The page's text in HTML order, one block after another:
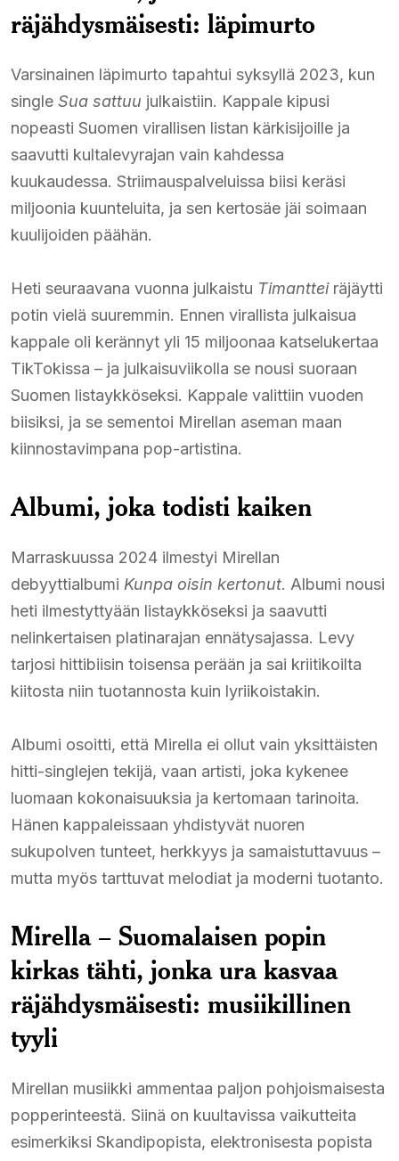
räjähdysmäisesti: läpimurto
Varsinainen läpimurto tapahtui syksyllä 2023, kun
single Sua sattuu julkaistiin. Kappale kipusi
nopeasti Suomen virallisen listan kärkisijoille ja
saavutti kultalevyrajan vain kahdessa
kuukaudessa. Striimauspalveluissa biisi keräsi
miljoonia kuunteluita, ja sen kertosäe jäi soimaan
kuulijoiden päähän.
Heti seuraavana vuonna julkaistu Timantteiräjäytti
potin vielä suuremmin. Ennen virallista julkaisua
kappale oli kerännyt yli 15 miljoonaa katselukertaa
TikTokissa – ja julkaisuviikolla se nousi suoraan
Suomen listaykköseksi. Kappale valittiin vuoden
biisiksi, ja se sementoi Mirellan aseman maan
kiinnostavimpana pop-artistina.
Albumi, joka todisti kaiken
Marraskuussa 2024 ilmestyi Mirellan
debyyttialbumi Kunpa oisin kertonut. Albumi nousi
heti ilmestyttyään listaykköseksi ja saavutti
nelinkertaisen platinarajan ennätysajassa. Levy
tarjosi hittibiisin toisensa perään ja sai kriitikoilta
kiitosta niin tuotannosta kuin lyriikoistakin.
Albumi osoitti, että Mirella ei ollut vain yksittäisten
hitti-singlejen tekijä, vaan artisti, joka kykenee
luomaan kokonaisuuksia ja kertomaan tarinoita.
Hänen kappaleissaan yhdistyvät nuoren
sukupolven tunteet, herkkyys ja samaistuttavuus –
mutta myös tarttuvat melodiat ja moderni tuotanto.
Mirella – Suomalaisen popin
kirkas tähti, jonka ura kasvaa
räjähdysmäisesti: musiikillinen
tyyli
Mirellan musiikki ammentaa paljon pohjoismaisesta
popperinteestä. Siinä on kuultavissa vaikutteita
esimerkiksi Skandipopista, elektronisesta popista